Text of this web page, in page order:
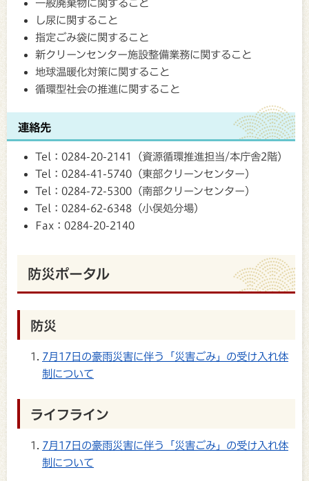
一般廃棄物に関すること
し尿に関すること
指定ごみ袋に関すること
新クリーンセンター施設整備業務に関すること
地球温暖化対策に関すること
循環型社会の推進に関すること
連絡先
Tel：0284-20-2141（資源循環推進担当/本庁舎2階）
Tel：0284-41-5740（東部クリーンセンター）
Tel：0284-72-5300（南部クリーンセンター）
Tel：0284-62-6348（小俣処分場）
Fax：0284-20-2140
防災ポータル
防災
7月17日の豪雨災害に伴う「災害ごみ」の受け入れ体
制について
ライフライン
7月17日の豪雨災害に伴う「災害ごみ」の受け入れ体
制について